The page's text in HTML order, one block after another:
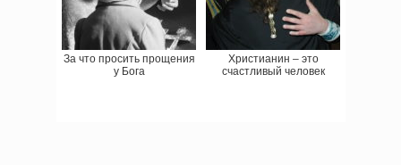
За что просить прощения
у Бога
Христианин – это
счастливый человек